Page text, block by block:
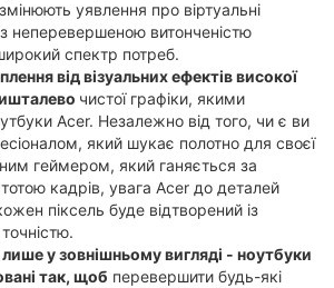
уявлення про віртуальні
неперевершеною витонченістю
спектр потреб.
від візуальних ефектів високої
чистої графіки, якими
Acer. Незалежно від того, чи є ви
який шукає полотно для своєї
геймером, який ганяється за
кадрів, увага Acer до деталей
піксель буде відтворений із
у зовнішньому вигляді - ноутбуки
так, щоб перевершити будь-які